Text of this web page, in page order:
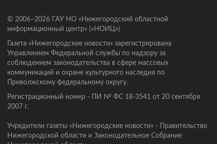
© 2006–2026 ГАУ НО «Нижегородский областной
информационный центр» («НОИЦ»)
Газета «Нижегородские новости» зарегистрирована
Управлением Федеральной службы по надзору за
соблюдением законодательства в сфере массовых
коммуникаций и охране культурного наследия по
Приволжскому федеральному округу.
Регистрационный номер - ПИ № ФС 18-3541 от 20 сентября
2007 г.
Учредители газеты «Нижегородские новости» - Правительство
Нижегородской области и Законодательное Собрание